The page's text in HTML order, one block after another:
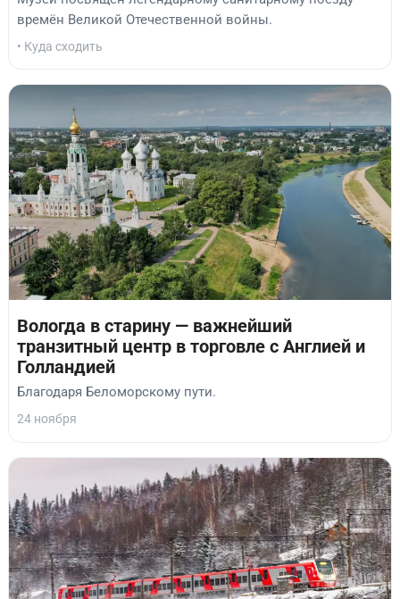
времён Великой Отечественной войны.
• Куда сходить
Вологда в старину — важнейший
транзитный центр в торговле с Англией и
Голландией
Благодаря Беломорскому пути.
24 ноября